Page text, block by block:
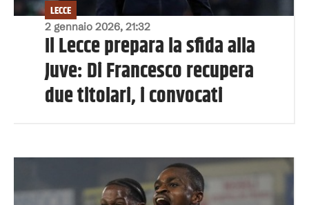
2 gennaio 2026, 21:32
LECCE
Il Lecce prepara la sfida alla
Juve: Di Francesco recupera
due titolari, i convocati